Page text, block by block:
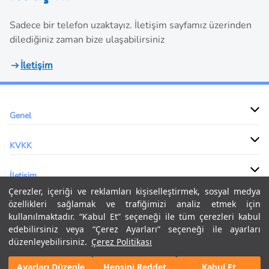
Çerezler, içeriği ve reklamları kişiselleştirmek, sosyal medya
özellikleri sağlamak ve trafiğimizi analiz etmek için
kullanılmaktadır. “Kabul Et” seçeneği ile tüm çerezleri kabul
edebilirsiniz veya “Çerez Ayarları” seçeneği ile ayarları
düzenleyebilirsiniz. Çerez Politikası
Sadece bir telefon uzaktayız. İletişim sayfamız üzerinden
dilediğiniz zaman bize ulaşabilirsiniz
İletişim
Genel
KVKK
İletişim
Küresel lojistik uzmanlığımız, gelişmiş tedarik zinciri teknolojimiz ve
özelleştirilmiş lojistik çözümlerimiz, başarılı tedarik geliştirmenize